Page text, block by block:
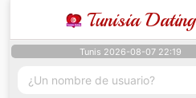
Tunisia Dating
Tunis 2026-08-07 22:19